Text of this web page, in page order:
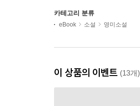
카테고리 분류
eBook 소설 영미소설
이 상품의 이벤트 (13개)